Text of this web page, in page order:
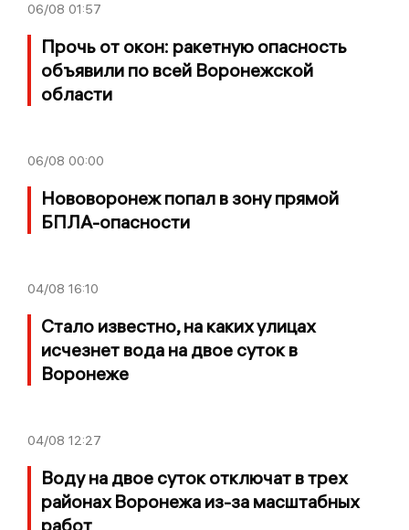
06/08 01:57
Прочь от окон: ракетную опасность
объявили по всей Воронежской
области
06/08 00:00
Нововоронеж попал в зону прямой
БПЛА-опасности
04/08 16:10
Стало известно, на каких улицах
исчезнет вода на двое суток в
Воронеже
04/08 12:27
Воду на двое суток отключат в трех
районах Воронежа из-за масштабных
работ